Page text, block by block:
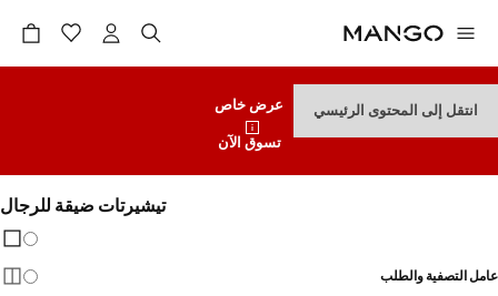
انتقل إلى المحتوى الرئيسي
عرض خاص
تسوق الآن
تيشيرتات ضيقة للرجال
عامل التصفية والطلب